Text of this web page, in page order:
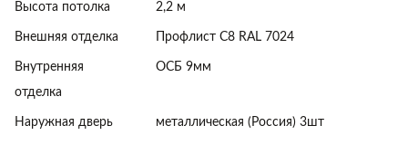
Высота потолка 2,2 м
Внешняя отделка Профлист С8 RAL 7024
Внутренняя
отделка
ОСБ 9мм
Наружная дверь металлическая (Россия) 3шт